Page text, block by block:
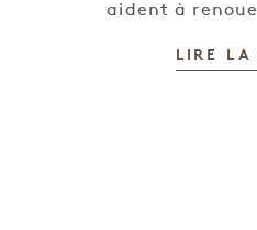
aident à
LIRE LA